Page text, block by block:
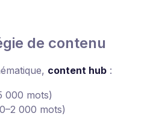
de contenu
content hub :
000 mots)
000 mots)